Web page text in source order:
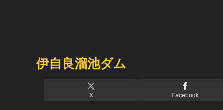
伊自良溜池ダム
X Facebook